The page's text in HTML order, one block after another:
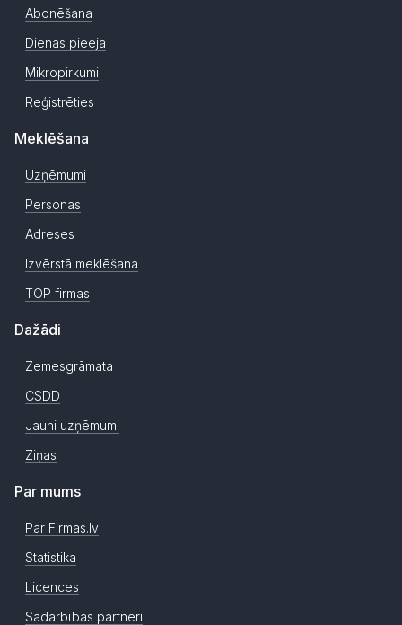
Abonēšana
Dienas pieeja
Mikropirkumi
Reģistrēties
Meklēšana
Uzņēmumi
Personas
Adreses
Izvērstā meklēšana
TOP firmas
Dažādi
Zemesgrāmata
CSDD
Jauni uzņēmumi
Ziņas
Par mums
Par Firmas.lv
Statistika
Licences
Sadarbības partneri